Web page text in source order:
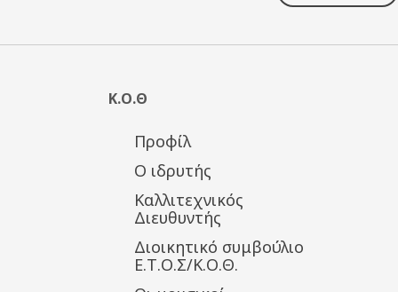
Κ.Ο.Θ
Προφίλ
Ο ιδρυτής
Καλλιτεχνικός
Διευθυντής
Διοικητικό συμβούλιο
Ε.Τ.Ο.Σ/Κ.Ο.Θ.